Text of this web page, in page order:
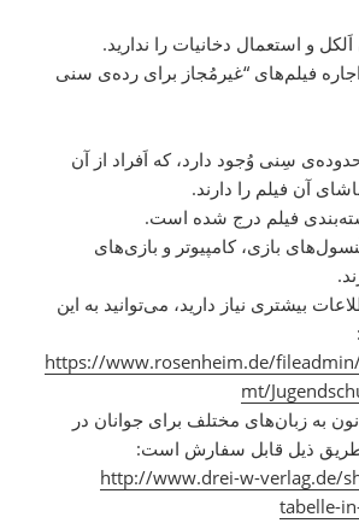
و استعمال دخانیات را ندارید.
فیلم‌های “غیرمُجاز برای رده‌ی سنی
سِنی وُجود دارد، که اَفراد از آن
آن فیلم را دارند.
فیلم درج شده است.
بازی، کامپیوتر و بازی‌های
بیشتری نیاز دارید، می‌توانید به این
https://www.rosenheim.de/
mt/
به زبان‌های مختلف برای جوانان در
ذیل قابل سفارش است:
http://www.drei-w-verlag.de/
tabelle-